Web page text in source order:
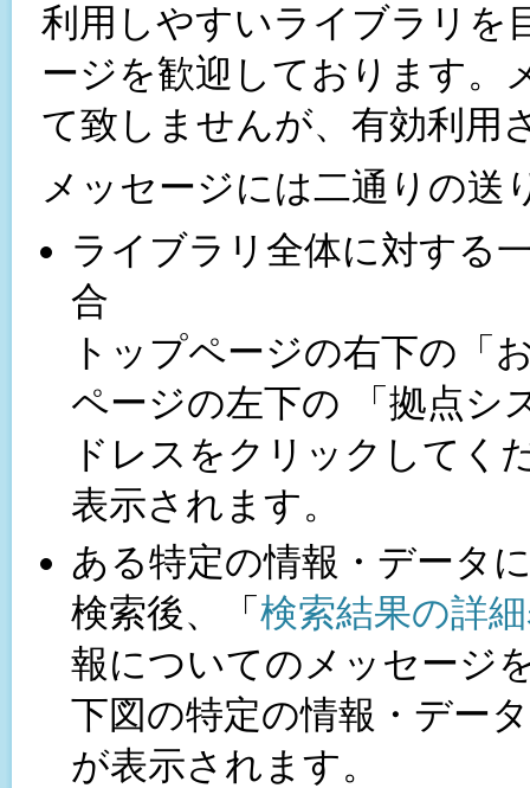
利用しやすいライブラリを
ージを歓迎しております。
て致しませんが、有効利用
メッセージには二通りの送
ライブラリ全体に対する
合
トップページの右下の「
ページの左下の 「拠点シ
ドレスをクリックしてく
表示されます。
ある特定の情報・データ
検索後、「 検索結果の詳
報についてのメッセージ
下図の特定の情報・デー
が表示されます。